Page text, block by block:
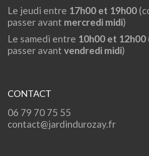
Le jeudi entre 17h00 et 19h00
passer avant mercredi midi)
Le samedi entre 10h00 et 12h00
passer avant vendredi midi)
CONTACT
06 79 70 75 55
contact@jardindurozay.fr